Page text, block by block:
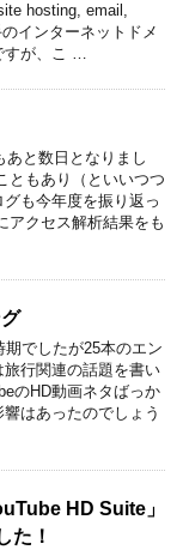
hosting, email,
インターネットドメ
すが、こ …
あと数日となりまし
ともあり（といいつつ
も今年度を振り返っ
アクセス解析結果をも
でしたが25本のエン
旅行関連の話題を書い
のHD動画ネタばっか
はあったのでしょう
HD Suite」
た！